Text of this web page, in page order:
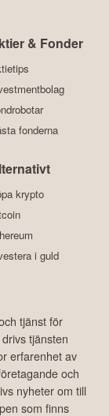
& Fonder
fonderna
krypto
i guld
tjänst för
tjänsten
erfarenhet av
och
nyheter om till
som finns